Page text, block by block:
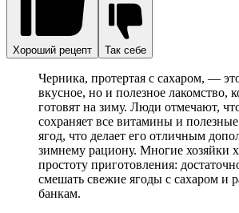
Хороший рецепт Так себе
Черника, протертая с сахаром, —
вкусное, но и полезное лакомство,
готовят на зиму. Люди отмечают,
сохраняет все витамины и
ягод, что делает его отличным
зимнему рациону. Многие хозяйки
простоту приготовления:
смешать свежие ягоды с сахаром и
банкам.